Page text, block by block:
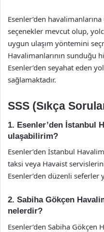
Esenler’den
seçenekler mevcut olup,
uygun ulaşım yöntemini
Havalimanlarının sunduğu
Esenler’den seyahat eden
sağlamaktadır.
SSS (Sıkça
1. Esenler’den İstanbul
ulaşabilirim?
Esenler’den İstanbul
taksi veya Havaist
Esenler’den düzenli seferler
2. Sabiha Gökçen
nelerdir?
Esenler’den Sabiha Gökçen